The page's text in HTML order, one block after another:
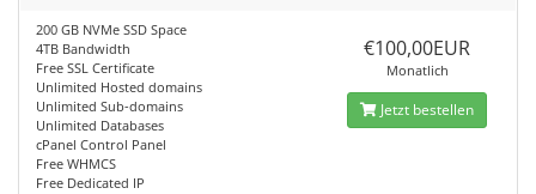
200 GB NVMe SSD Space
4TB Bandwidth
Free SSL Certificate
Unlimited Hosted domains
Unlimited Sub-domains
Unlimited Databases
cPanel Control Panel
Free WHMCS
Free Dedicated IP
€100,00EUR
Monatlich
Jetzt bestellen